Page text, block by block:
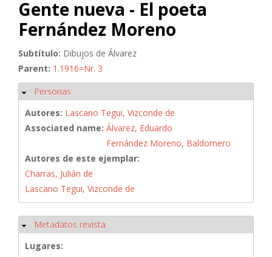
Gente nueva - El poeta
Fernández Moreno
Subtítulo: Dibujos de Álvarez
Parent: 1.1916=Nr. 3
Ocultar
Personas
Autores: Lascano Tegui, Vizconde de
Associated name: Álvarez, Eduardo
Fernández Moreno, Baldomero
Autores de este ejemplar:
Charras, Julián de
Lascano Tegui, Vizconde de
Ocultar
Metadatos revista
Lugares: